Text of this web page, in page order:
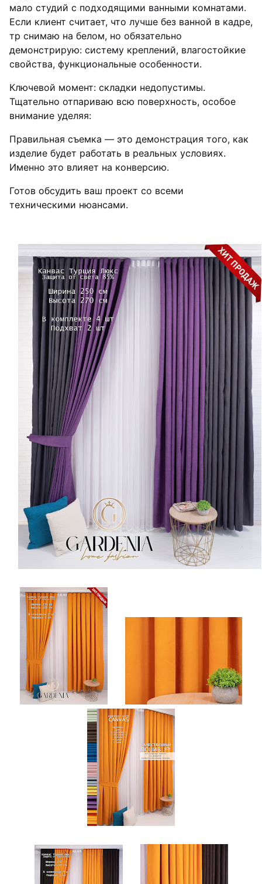
мало студий с подходящими ванными комнатами.
Если клиент считает, что лучше без ванной в кадре,
тр снимаю на белом, но обязательно
демонстрирую: систему креплений, влагостойкие
свойства, функциональные особенности.
Ключевой момент: складки недопустимы.
Тщательно отпариваю всю поверхность, особое
внимание уделяя:
Правильная съемка — это демонстрация того, как
изделие будет работать в реальных условиях.
Именно это влияет на конверсию.
Готов обсудить ваш проект со всеми
техническими нюансами.